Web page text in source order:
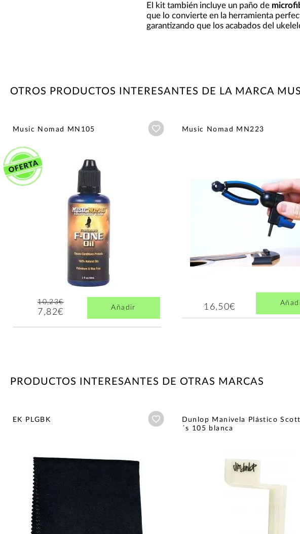
El kit también incluye un paño de
que lo convierte en la herramienta
garantizando que los acabados del
OTROS PRODUCTOS INTERESANTES DE LA MARCA
Music Nomad MN105 Añadir a wishlist
10,23€
7,82€ Añadir
Music Nomad MN223
16,50€
PRODUCTOS INTERESANTES DE OTRAS MARCAS
EK PLGBK Añadir a wishlist
Dunlop Manivela Plástico
´s 105 blanca